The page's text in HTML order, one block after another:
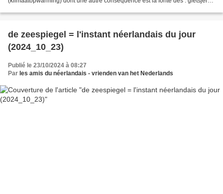
de zeespiegel = l'instant néerlandais du jour
(2024_10_23)
Publié le 23/10/2024 à 08:27
Par les amis du néerlandais - vrienden van het Nederlands